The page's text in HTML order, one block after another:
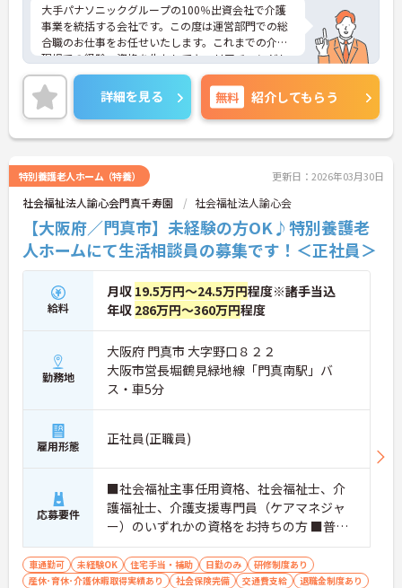
大手パナソニックグループの100％出資会社で介護
事業を統括する会社です。この度は運営部門での総
合職のお仕事をお任せいたします。これまでの介護
現場での経験、資格を生かしてキャリアチェンジし
たい方におすすめです。日勤のみ、残業も月平均10
時間程度少なく、メリハリのある勤務が可能です。
ご興味のある方には、面接対策ポイントなど、さら
に詳細をお話しいたしますのでお気軽にご相談くだ
さい！
詳細を見る 無料 紹介してもらう
特別養護老人ホーム（特養） 更新日：2026年03月30日
社会福祉法人諭心会門真千寿園 社会福祉法人諭心会
【大阪府／門真市】未経験の方OK♪特別養護老
人ホームにて生活相談員の募集です！＜正社員＞
給料
月収 19.5万円～24.5万円程度※諸手当込
年収 286万円～360万円程度
勤務地
大阪府 門真市 大字野口８２２
大阪市営長堀鶴見緑地線「門真南駅」バ
ス・車5分
雇用形態 正社員(正職員)
応募要件
■社会福祉主事任用資格、社会福祉士、介
護福祉士、介護支援専門員（ケアマネジャ
ー）のいずれかの資格をお持ちの方 ■普通
自動車運転免許（AT限定可）必須 ■未経験
の方OK
車通勤可 未経験OK 住宅手当・補助 日勤のみ
研修制度あり
産休･育休･介護休暇取得実績あり
社会保険完備 交通費支給 退職金制度あり